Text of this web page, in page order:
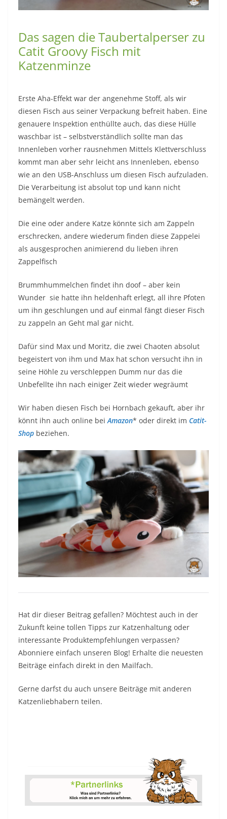
Das sagen die Taubertalperser zu
Catit Groovy Fisch mit
Katzenminze
Erste Aha-Effekt war der angenehme Stoff, als wir
diesen Fisch aus seiner Verpackung befreit haben. Eine
genauere Inspektion enthüllte auch, das diese Hülle
waschbar ist – selbstverständlich sollte man das
Innenleben vorher rausnehmen Mittels Klettverschluss
kommt man aber sehr leicht ans Innenleben, ebenso
wie an den USB-Anschluss um diesen Fisch aufzuladen.
Die Verarbeitung ist absolut top und kann nicht
bemängelt werden.
Die eine oder andere Katze könnte sich am Zappeln
erschrecken, andere wiederum finden diese Zappelei
als ausgesprochen animierend du lieben ihren
Zappelfisch
Brummhummelchen findet ihn doof – aber kein
Wunder sie hatte ihn heldenhaft erlegt, all ihre Pfoten
um ihn geschlungen und auf einmal fängt dieser Fisch
zu zappeln an Geht mal gar nicht.
Dafür sind Max und Moritz, die zwei Chaoten absolut
begeistert von ihm und Max hat schon versucht ihn in
seine Höhle zu verschleppen Dumm nur das die
Unbefellte ihn nach einiger Zeit wieder wegräumt
Wir haben diesen Fisch bei Hornbach gekauft, aber ihr
könnt ihn auch online bei Amazon* oder direkt im Catit-
Shop beziehen.
Hat dir dieser Beitrag gefallen? Möchtest auch in der
Zukunft keine tollen Tipps zur Katzenhaltung oder
interessante Produktempfehlungen verpassen?
Abonniere einfach unseren Blog! Erhalte die neuesten
Beiträge einfach direkt in den Mailfach.
Gerne darfst du auch unsere Beiträge mit anderen
Katzenliebhabern teilen.